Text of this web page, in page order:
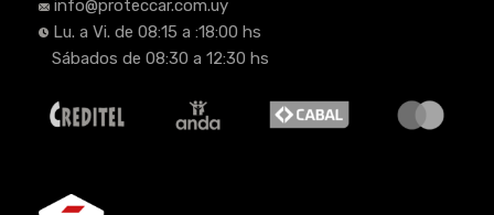
info@proteccar.com.uy
Lu. a Vi. de 08:15 a :18:00 hs
Sábados de 08:30 a 12:30 hs